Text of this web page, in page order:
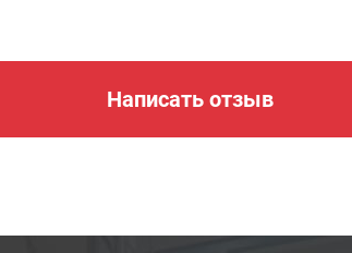
Написать отзыв